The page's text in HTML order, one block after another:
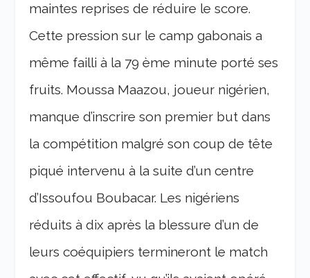
maintes reprises de réduire le score.
Cette pression sur le camp gabonais a
même failli à la 79 ème minute porté ses
fruits. Moussa Maazou, joueur nigérien,
manque d’inscrire son premier but dans
la compétition malgré son coup de tête
piqué intervenu à la suite d’un centre
d’Issoufou Boubacar. Les nigériens
réduits à dix après la blessure d’un de
leurs coéquipiers termineront le match